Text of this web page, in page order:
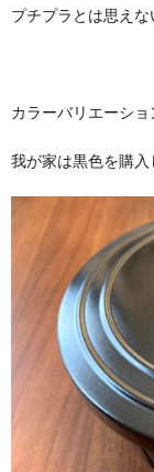
プチプラとは思え
カラーバリエーシ
我が家は黒色を購入